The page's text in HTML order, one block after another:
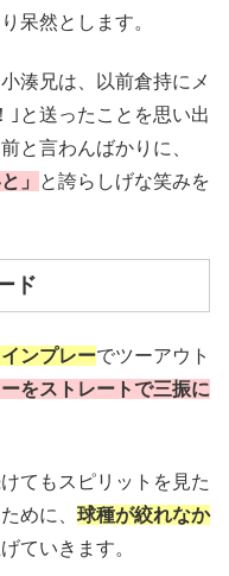
呆然とします。
湊兄は、以前倉持にメ
｣と送ったことを思い出
と言わんばかりに、
」
と誇らしげな笑みを
ド
ンプレーでツーアウト
をストレートで三振に
てもスピリットを見た
めに、 球種が絞れなか
ていきます。